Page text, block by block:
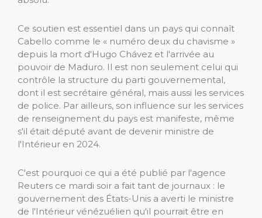
Ce soutien est essentiel dans un pays qui connaît
Cabello comme le « numéro deux du chavisme »
depuis la mort d'Hugo Chávez et l'arrivée au
pouvoir de Maduro. Il est non seulement celui qui
contrôle la structure du parti gouvernemental,
dont il est secrétaire général, mais aussi les services
de police. Par ailleurs, son influence sur les services
de renseignement du pays est manifeste, même
s'il était député avant de devenir ministre de
l'Intérieur en 2024.
C'est pourquoi ce qui a été publié par l'agence
Reuters ce mardi soir a fait tant de journaux : le
gouvernement des États-Unis a averti le ministre
de l'Intérieur vénézuélien qu'il pourrait être en